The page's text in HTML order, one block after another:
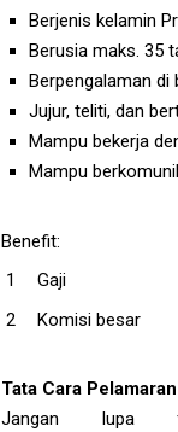
Berjenis kelamin
Berusia maks. 35
Berpengalaman di
Jujur, teliti, dan
Mampu bekerja
Mampu
Benefit:
Gaji
Komisi besar
Tata Cara Pelamaran
Jangan